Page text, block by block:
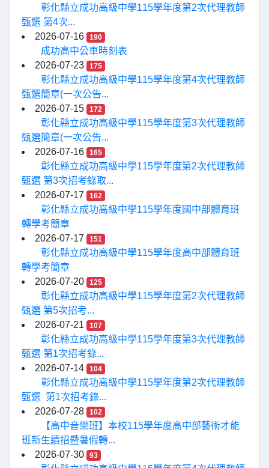
彰化縣立成功高級中學115學年度第2次代理教師
甄選 第4次...
2026-07-16
190
成功高中公車時刻表
2026-07-23
175
彰化縣立成功高級中學115學年度第4次代理教師
甄選簡章(一次公告...
2026-07-15
172
彰化縣立成功高級中學115學年度第3次代理教師
甄選簡章(一次公告...
2026-07-16
165
彰化縣立成功高級中學115學年度第2次代理教師
甄選 第3次招考錄取...
2026-07-17
162
彰化縣立成功高級中學115學年度國中部體育班
轉學考簡章
2026-07-17
151
彰化縣立成功高級中學115學年度高中部體育班
轉學考簡章
2026-07-20
125
彰化縣立成功高級中學115學年度第2次代理教師
甄選 第5次招考...
2026-07-21
107
彰化縣立成功高級中學115學年度第3次代理教師
甄選 第1次招考錄...
2026-07-14
104
彰化縣立成功高級中學115學年度第2次代理教師
甄選 第1次招考錄...
2026-07-28
102
【高中音樂班】本校115學年度高中部藝術才能
班新生續招暨暑假轉...
2026-07-30
93